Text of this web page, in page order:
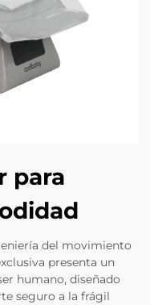
para
del movimiento
presenta un
humano, diseñado
seguro a la frágil